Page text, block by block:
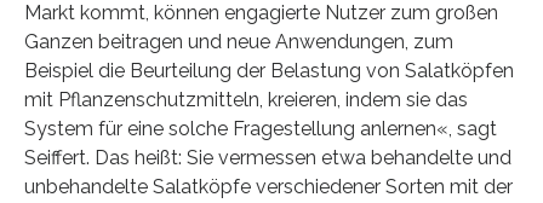
Markt kommt, können engagierte Nutzer zum großen
Ganzen beitragen und neue Anwendungen, zum
Beispiel die Beurteilung der Belastung von Salatköpfen
mit Pflanzenschutzmitteln, kreieren, indem sie das
System für eine solche Fragestellung anlernen«, sagt
Seiffert. Das heißt: Sie vermessen etwa behandelte und
unbehandelte Salatköpfe verschiedener Sorten mit der